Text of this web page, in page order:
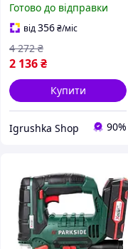
електролобзик,
Електричний лобзик
для фігурного
випилювання, RYH
Готово до відправки
від356₴/міс
2 136₴
4 272 ₴
Купити
Igrushka Shop 90%